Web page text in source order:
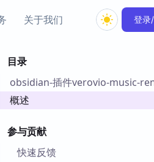
Obsidian 教程
关于我们 登录
目录
obsidian-插件verovio-music-
概述
参与贡献
快速反馈